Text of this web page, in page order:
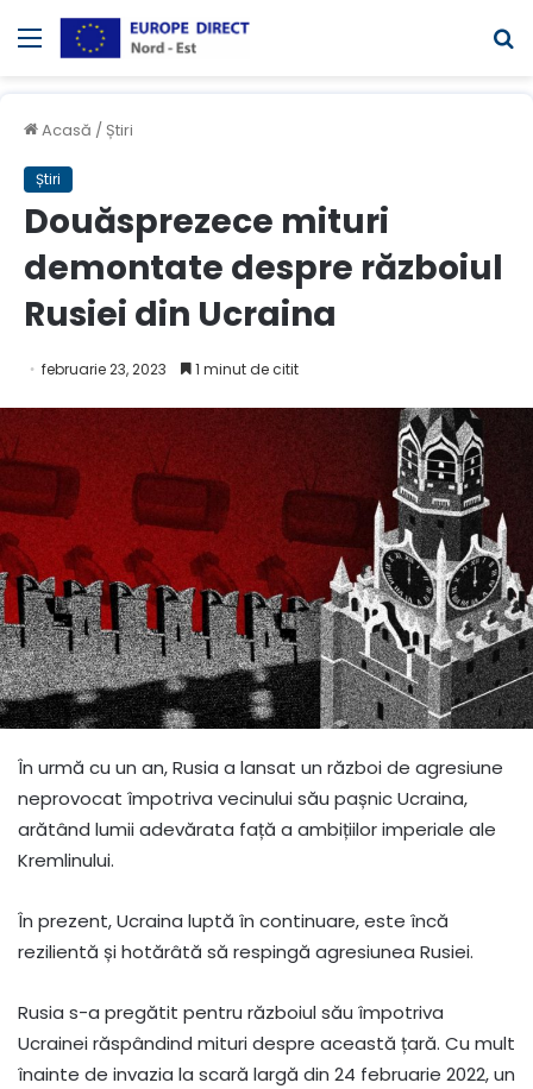
Meniul
Acasă / Știri
Știri
Douăsprezece mituri
demontate despre războiul
Rusiei din Ucraina
februarie 23, 2023 1 minut de citit
În urmă cu un an, Rusia a lansat un război de agresiune
neprovocat împotriva vecinului său pașnic Ucraina,
arătând lumii adevărata față a ambițiilor imperiale ale
Kremlinului.
În prezent, Ucraina luptă în continuare, este încă
rezilientă și hotărâtă să respingă agresiunea Rusiei.
Rusia s-a pregătit pentru războiul său împotriva
Ucrainei răspândind mituri despre această țară. Cu mult
înainte de invazia la scară largă din 24 februarie 2022, un